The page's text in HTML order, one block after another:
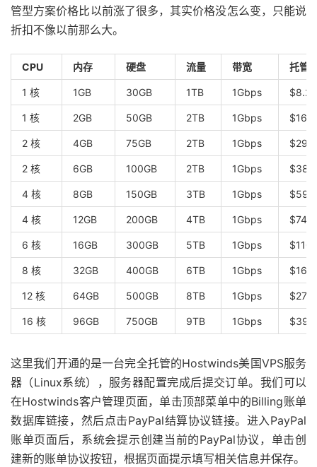
管型方案价格比以前涨了很多，其实价格没怎么变，只能说
折扣不像以前那么大。
CPU 内存 硬盘 流量 带宽 托管
1 核 1GB 30GB 1TB 1Gbps
1 核 2GB 50GB 2TB 1Gbps
2 核 4GB 75GB 2TB 1Gbps
2 核 6GB 100GB 2TB 1Gbps
4 核 8GB 150GB 3TB 1Gbps
4 核 12GB 200GB 4TB 1Gbps
6 核 16GB 300GB 5TB 1Gbps
8 核 32GB 400GB 6TB 1Gbps
12 核 64GB 500GB 8TB 1Gbps
16 核 96GB 750GB 9TB 1Gbps
这里我们开通的是一台完全托管的Hostwinds美国VPS服务
器（Linux系统），服务器配置完成后提交订单。我们可以
在Hostwinds客户管理页面，单击顶部菜单中的Billing账单
数据库链接，然后点击PayPal结算协议链接。进入PayPal
账单页面后，系统会提示创建当前的PayPal协议，单击创
建新的账单协议按钮，根据页面提示填写相关信息并保存。